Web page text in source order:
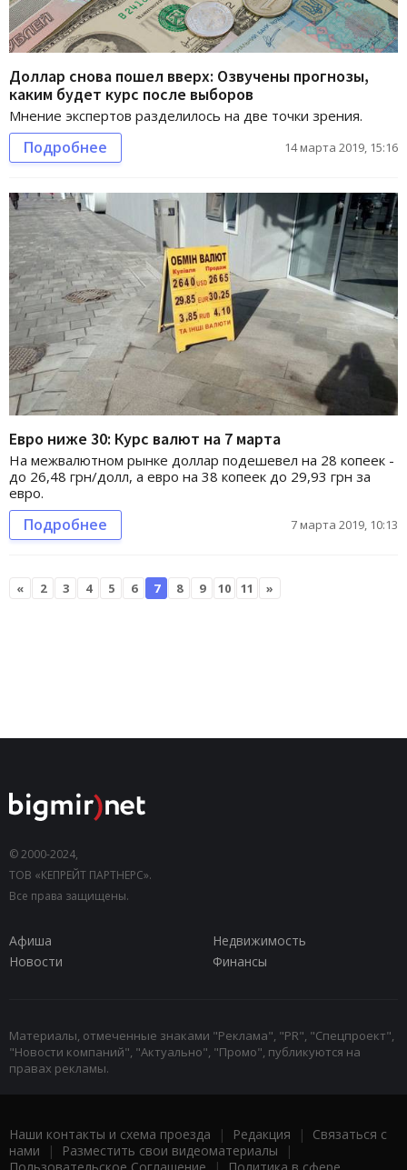
Доллар снова пошел вверх: Озвучены прогнозы,
каким будет курс после выборов
Мнение экспертов разделилось на две точки зрения.
Подробнее 14 марта 2019, 15:16
Евро ниже 30: Курс валют на 7 марта
На межвалютном рынке доллар подешевел на 28 копеек -
до 26,48 грн/долл, а евро на 38 копеек до 29,93 грн за
евро.
Подробнее 7 марта 2019, 10:13
« 2 3 4 5 6 7 8 9 10 11 »
© 2000-2024,
ТОВ «КЕПРЕЙТ ПАРТНЕРС».
Все права защищены.
Афиша
Недвижимость
Новости
Финансы
Материалы, отмеченные знаками "Реклама", "PR", "Спецпроект",
"Новости компаний", "Актуально", "Промо", публикуются на
правах рекламы.
Наши контакты и схема проезда | Редакция | Связаться с
нами | Разместить свои видеоматериалы |